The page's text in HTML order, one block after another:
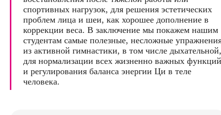
спортивных нагрузок, для решения эстетических
проблем лица и шеи, как хорошее дополнение в
коррекции веса. В заключение мы покажем нашим
студентам самые полезные, несложные
из активной гимнастики, в том числе дыхательной,
для нормализации всех жизненно важных функций
и регулирования баланса энергии Ци в теле
человека.